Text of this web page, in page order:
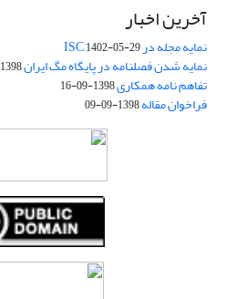
آخرین اخبار
نمایه مجله در ISC1402-05-29
نمایه شدن فصلنامه در پایگاه مگ ایران1398-11-09
تفاهم نامه همکاری1398-09-16
فراخوان مقاله1398-09-09